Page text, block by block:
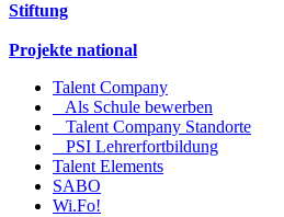
Stiftung
Projekte national
Talent Company
Als Schule bewerben
Talent Company Standorte
PSI Lehrerfortbildung
Talent Elements
SABO
Wi.Fo!